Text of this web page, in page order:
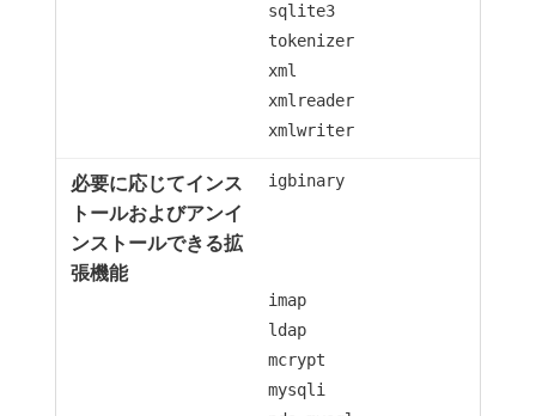
sqlite3
tokenizer
xml
xmlreader
xmlwriter
igbinary
imap
ldap
mcrypt
mysqli